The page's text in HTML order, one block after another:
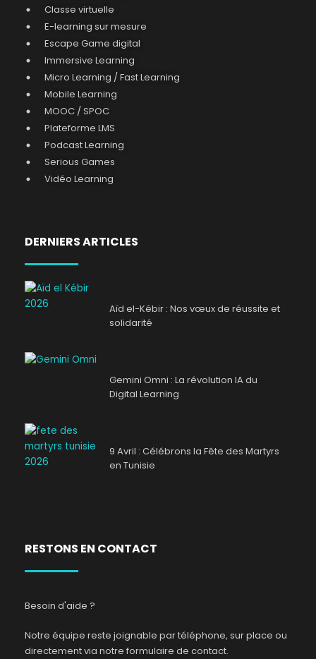
Classe virtuelle
E-learning sur mesure
Escape Game digital
Immersive Learning
Micro Learning / Fast Learning
Mobile Learning
MOOC / SPOC
Plateforme LMS
Podcast Learning
Serious Games
Vidéo Learning
DERNIERS ARTICLES
Aïd el-Kébir : Nos vœux de réussite et
solidarité
Gemini Omni : La révolution IA du
Digital Learning
9 Avril : Célébrons la Fête des Martyrs
en Tunisie
RESTONS EN CONTACT
Besoin d'aide ?
Notre équipe reste joignable par téléphone, sur place ou
directement via notre formulaire de contact.